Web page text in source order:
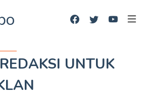
UNTUK